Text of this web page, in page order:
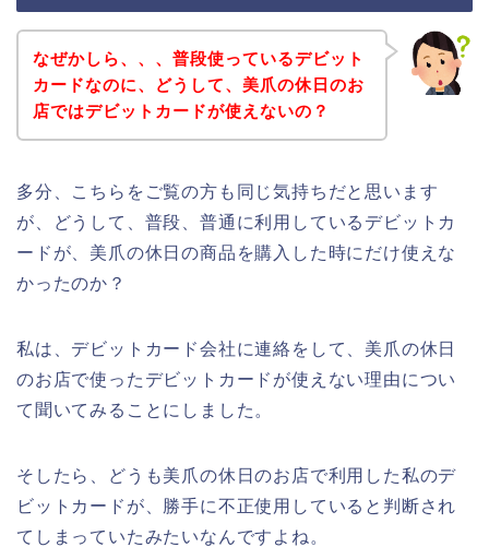
なぜかしら、、、普段使っているデビット
カードなのに、どうして、美爪の休日のお
店ではデビットカードが使えないの？
多分、こちらをご覧の方も同じ気持ちだと思います
が、どうして、普段、普通に利用しているデビットカ
ードが、美爪の休日の商品を購入した時にだけ使えな
かったのか？
私は、デビットカード会社に連絡をして、美爪の休日
のお店で使ったデビットカードが使えない理由につい
て聞いてみることにしました。
そしたら、どうも美爪の休日のお店で利用した私のデ
ビットカードが、勝手に不正使用していると判断され
てしまっていたみたいなんですよね。